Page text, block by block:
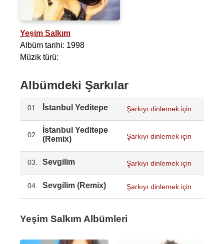
Yeşim Salkım
Albüm tarihi: 1998
Müzik türü:
Albümdeki Şarkılar
01. İstanbul Yeditepe Şarkıyı dinlemek için
02.
İstanbul Yeditepe
(Remix)
Şarkıyı dinlemek için
03. Sevgilim Şarkıyı dinlemek için
04. Sevgilim (Remix) Şarkıyı dinlemek için
Yeşim Salkım Albümleri